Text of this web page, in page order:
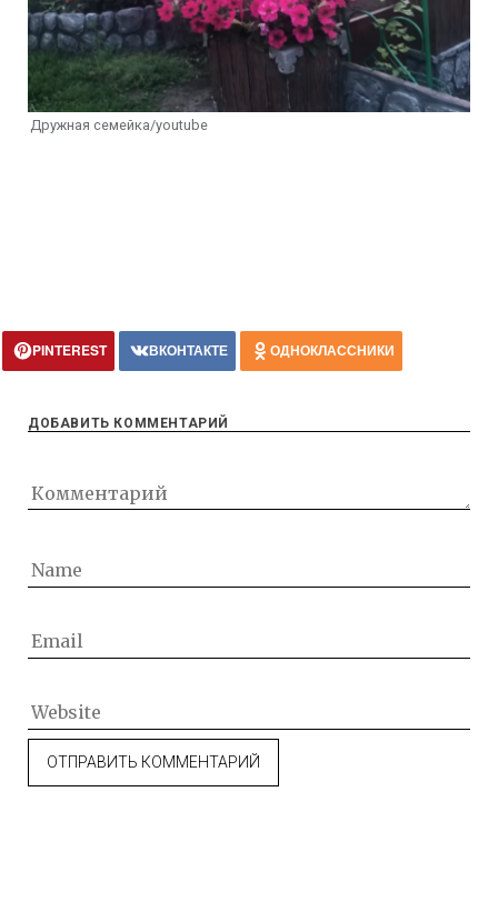
Дружная семейка/youtube
PINTEREST ВКОНТАКТЕ ОДНОКЛАССНИКИ
ДОБАВИТЬ КОММЕНТАРИЙ